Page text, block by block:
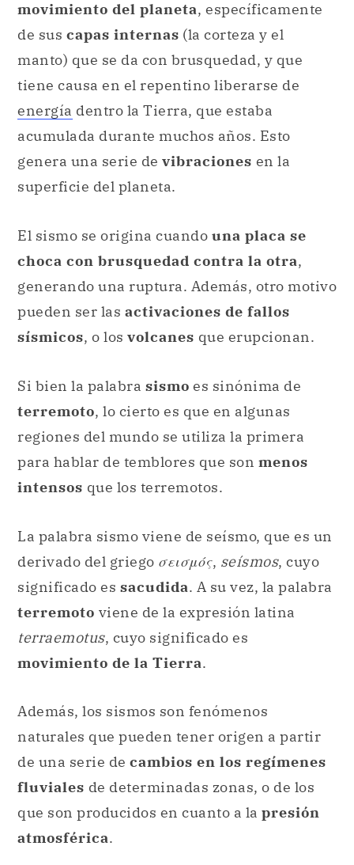
movimiento del planeta, específicamente
de sus capas internas (la corteza y el
manto) que se da con brusquedad, y que
tiene causa en el repentino liberarse de
energía dentro la Tierra, que estaba
acumulada durante muchos años. Esto
genera una serie de vibraciones en la
superficie del planeta.
El sismo se origina cuando una placa se
choca con brusquedad contra la otra,
generando una ruptura. Además, otro motivo
pueden ser las activaciones de fallos
sísmicos, o los volcanes que erupcionan.
Si bien la palabra sismo es sinónima de
terremoto, lo cierto es que en algunas
regiones del mundo se utiliza la primera
para hablar de temblores que son menos
intensos que los terremotos.
La palabra sismo viene de seísmo, que es un
derivado del griego σεισμός, seísmos, cuyo
significado es sacudida. A su vez, la palabra
terremoto viene de la expresión latina
terraemotus, cuyo significado es
movimiento de la Tierra.
Además, los sismos son fenómenos
naturales que pueden tener origen a partir
de una serie de cambios en los regímenes
fluviales de determinadas zonas, o de los
que son producidos en cuanto a la presión
atmosférica.